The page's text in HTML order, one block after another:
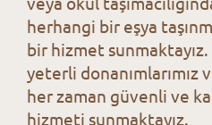
herhangi bir eşya
bir hizmet sunmaktayız.
yeterli donanımlarımız
her zaman güvenli ve
hizmeti sunmaktayız.